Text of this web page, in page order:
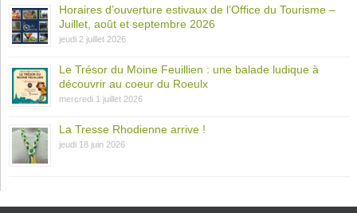
Horaires d’ouverture estivaux de l’Office du Tourisme –
Juillet, août et septembre 2026
jeudi 2 juillet 2026
Le Trésor du Moine Feuillien : une balade ludique à
découvrir au coeur du Roeulx
mercredi 1 juillet 2026
La Tresse Rhodienne arrive !
jeudi 18 juin 2026